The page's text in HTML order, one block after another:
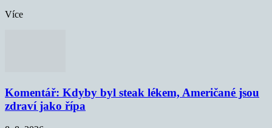
Více
Komentář: Kdyby byl steak lékem, Američané jsou
zdraví jako řípa